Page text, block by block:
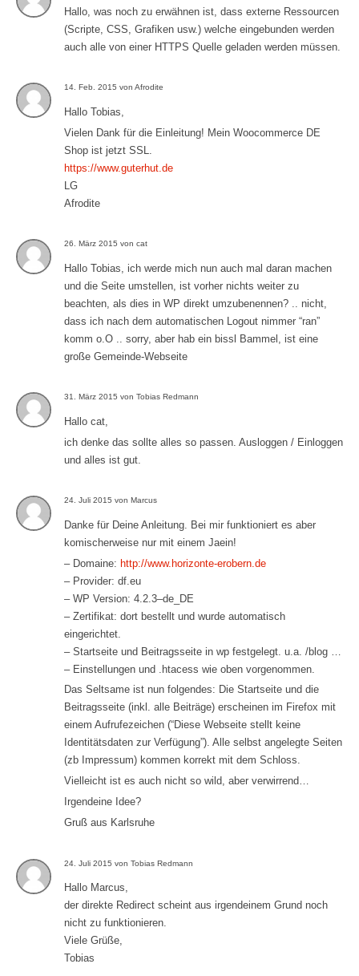
Hallo, was noch zu erwähnen ist, dass externe Ressourcen
(Scripte, CSS, Grafiken usw.) welche eingebunden werden
auch alle von einer HTTPS Quelle geladen werden müssen.
14. Feb. 2015 von Afrodite
Hallo Tobias,
Vielen Dank für die Einleitung! Mein Woocommerce DE
Shop ist jetzt SSL.
https://www.guterhut.de
LG
Afrodite
26. März 2015 von cat
Hallo Tobias, ich werde mich nun auch mal daran machen
und die Seite umstellen, ist vorher nichts weiter zu
beachten, als dies in WP direkt umzubenennen? .. nicht,
dass ich nach dem automatischen Logout nimmer “ran”
komm o.O .. sorry, aber hab ein bissl Bammel, ist eine
große Gemeinde-Webseite
31. März 2015 von Tobias Redmann
Hallo cat,
ich denke das sollte alles so passen. Ausloggen / Einloggen
und alles ist gut.
24. Juli 2015 von Marcus
Danke für Deine Anleitung. Bei mir funktioniert es aber
komischerweise nur mit einem Jaein!
– Domaine: http://www.horizonte-erobern.de
– Provider: df.eu
– WP Version: 4.2.3–de_DE
– Zertifikat: dort bestellt und wurde automatisch
eingerichtet.
– Startseite und Beitragsseite in wp festgelegt. u.a. /blog …
– Einstellungen und .htacess wie oben vorgenommen.
Das Seltsame ist nun folgendes: Die Startseite und die
Beitragsseite (inkl. alle Beiträge) erscheinen im Firefox mit
einem Aufrufezeichen (“Diese Webseite stellt keine
Identitätsdaten zur Verfügung”). Alle selbst angelegte Seiten
(zb Impressum) kommen korrekt mit dem Schloss.
Vielleicht ist es auch nicht so wild, aber verwirrend…
Irgendeine Idee?
Gruß aus Karlsruhe
24. Juli 2015 von Tobias Redmann
Hallo Marcus,
der direkte Redirect scheint aus irgendeinem Grund noch
nicht zu funktionieren.
Viele Grüße,
Tobias